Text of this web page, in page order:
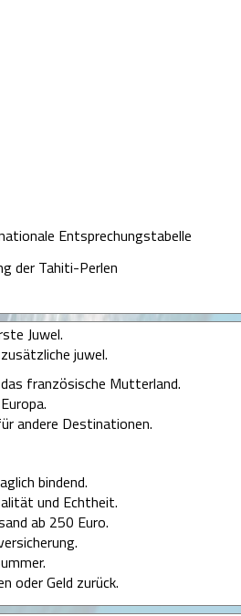
Entsprechungstabelle
der Tahiti-Perlen
Juwel.
juwel.
französische Mutterland.
andere Destinationen.
bindend.
und Echtheit.
ab 250 Euro.
oder Geld zurück.